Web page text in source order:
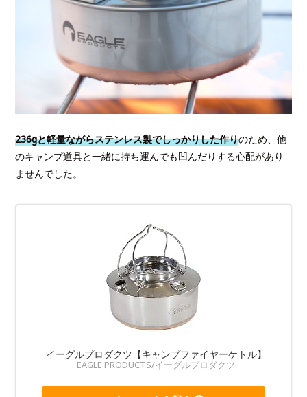
236gと軽量ながらステンレス製でしっかりした作りのため、他
のキャンプ道具と一緒に持ち運んでも凹んだりする心配があり
ませんでした。
イーグルプロダクツ【キャンプファイヤーケトル】
EAGLE PRODUCTS/イーグルプロダクツ